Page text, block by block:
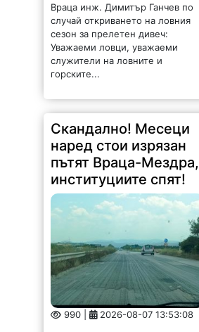
Враца инж. Димитър Ганчев по
случай откриването на ловния
сезон за прелетен дивеч:
Уважаеми ловци, уважаеми
служители на ловните и
горските...
Скандално! Месеци
наред стои изрязан
пътят Враца-Мездра,
институциите спят!
990 | 2026-08-07 13:53:08